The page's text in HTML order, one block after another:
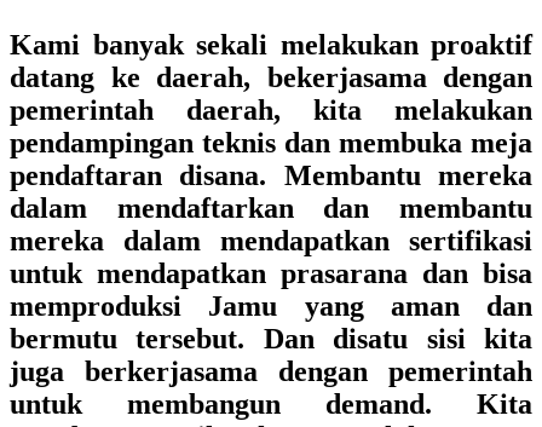
Kami banyak sekali melakukan proaktif
datang ke daerah, bekerjasama dengan
pemerintah daerah, kita melakukan
pendampingan teknis dan membuka meja
pendaftaran disana. Membantu mereka
dalam mendaftarkan dan membantu
mereka dalam mendapatkan sertifikasi
untuk mendapatkan prasarana dan bisa
memproduksi Jamu yang aman dan
bermutu tersebut. Dan disatu sisi kita
juga berkerjasama dengan pemerintah
untuk membangun demand. Kita